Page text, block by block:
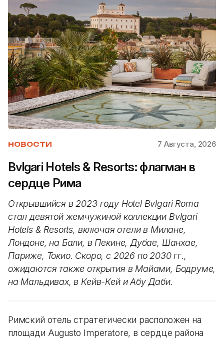
НОВОСТИ 7 Августа, 2026
Bvlgari Hotels & Resorts: флагман в
сердце Рима
Открывшийся в 2023 году Hotel Bvlgari Roma
стал девятой жемчужиной коллекции Bvlgari
Hotels & Resorts, включая отели в Милане,
Лондоне, на Бали, в Пекине, Дубае, Шанхае,
Париже, Токио. Скоро, с 2026 по 2030 гг.,
ожидаются также открытия в Майами, Бодруме,
на Мальдивах, в Кейв-Кей и Абу Даби.
Римский отель стратегически расположен на
площади Augusto Imperatore, в сердце района